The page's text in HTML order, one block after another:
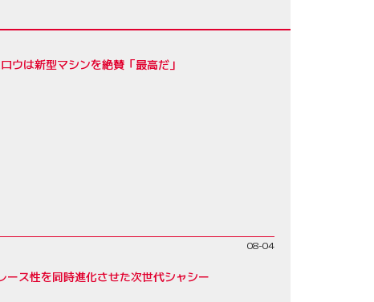
ウは新型マシンを絶賛「最高だ」
08-04
ス性を同時進化させた次世代シャシー